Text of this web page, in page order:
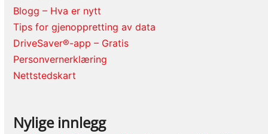
Blogg – Hva er nytt
Tips for gjenoppretting av data
DriveSaver®-app – Gratis
Personvernerklæring
Nettstedskart
Nylige innlegg